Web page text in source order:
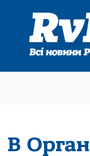
В